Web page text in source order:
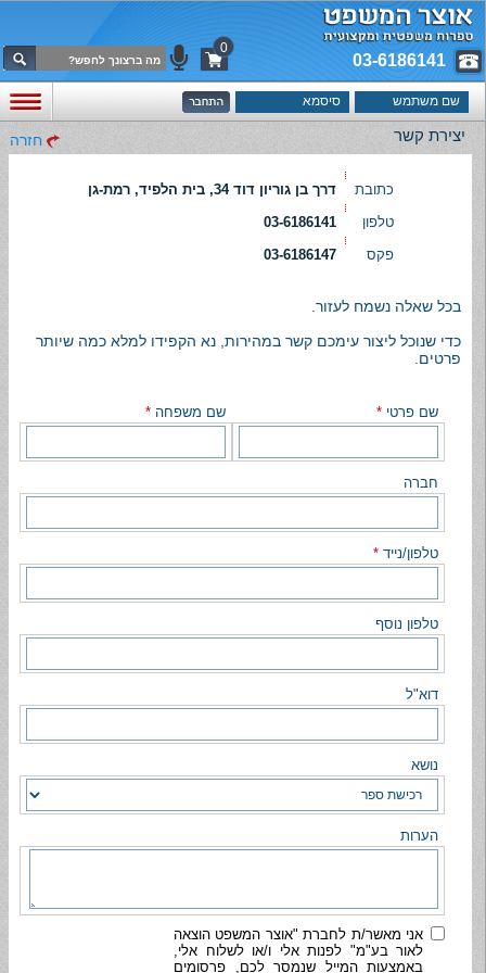
03-6186141
0
יצירת קשר חזרה
כתובת
דרך בן גוריון דוד 34, בית הלפיד, רמת-גן
טלפון
03-6186141
פקס
03-6186147
בכל שאלה נשמח לעזור.
כדי שנוכל ליצור עימכם קשר במהירות, נא הקפידו למלא כמה שיותר
פרטים.
שם פרטי * שם משפחה *
חברה
טלפון/נייד *
טלפון נוסף
דוא"ל
נושא
הערות
אני מאשר/ת לחברת "אוצר המשפט הוצאה
לאור בע"מ" לפנות אלי ו/או לשלוח אלי,
באמצעות המייל שנמסר לכם, פרסומים